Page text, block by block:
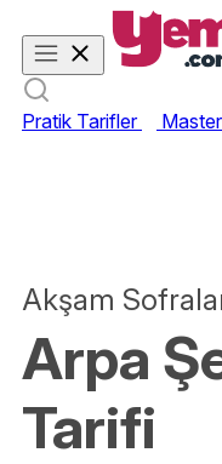
Pratik Tarifler
Akşam
Arpa
Tarifi